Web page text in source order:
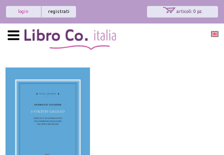
articoli: 0 pz.
registrati
login